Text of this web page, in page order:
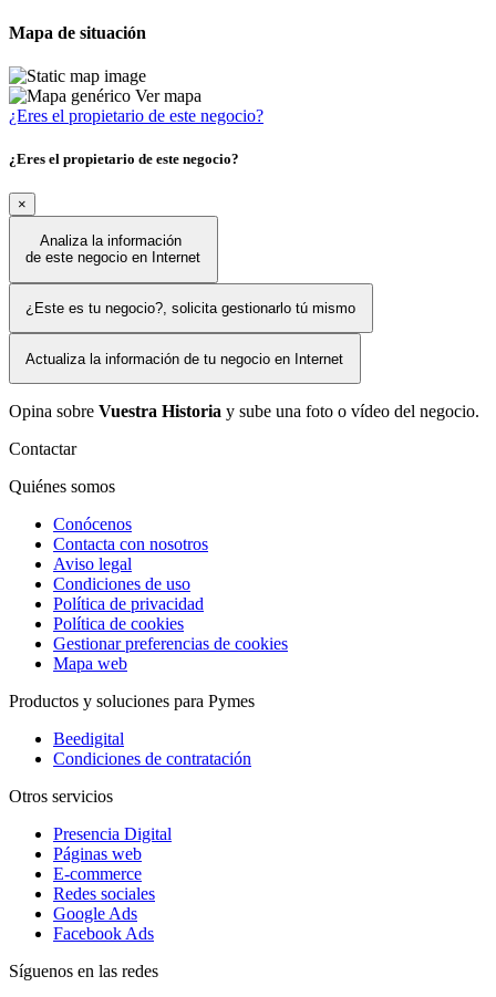
Mapa de situación
Ver mapa
¿Eres el propietario de este negocio?
¿Eres el propietario de este negocio?
×
Analiza la información
de este negocio en Internet
¿Este es tu negocio?, solicita gestionarlo tú mismo
Actualiza la información de tu negocio en Internet
Opina sobre Vuestra Historia y sube una foto o vídeo del negocio.
Contactar
Quiénes somos
Conócenos
Contacta con nosotros
Aviso legal
Condiciones de uso
Política de privacidad
Política de cookies
Gestionar preferencias de cookies
Mapa web
Productos y soluciones para Pymes
Beedigital
Condiciones de contratación
Otros servicios
Presencia Digital
Páginas web
E-commerce
Redes sociales
Google Ads
Facebook Ads
Síguenos en las redes